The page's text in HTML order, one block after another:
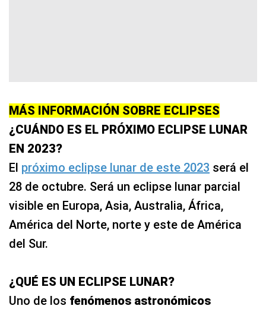
MÁS INFORMACIÓN SOBRE ECLIPSES
¿CUÁNDO ES EL PRÓXIMO ECLIPSE LUNAR
EN 2023?
El próximo eclipse lunar de este 2023 será el
28 de octubre. Será un eclipse lunar parcial
visible en Europa, Asia, Australia, África,
América del Norte, norte y este de América
del Sur.
¿QUÉ ES UN ECLIPSE LUNAR?
Uno de los fenómenos astronómicos